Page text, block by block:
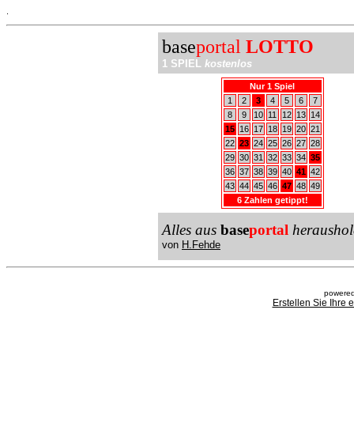
baseportal LOTTO
1 SPIEL kostenlos
Nur 1 Spiel
1
2 3 4 5 6
7
8
9 10 11 12 13
14
15
16 17 18 19 20 21
22 23 24 25 26 27 28
29 30 31 32 33 34 35
36 37 38 39 40 41 42
43 44 45 46 47 48 49
6 Zahlen getippt!
Alles aus baseportal
von H.Fehde
Erstellen Sie Ihre